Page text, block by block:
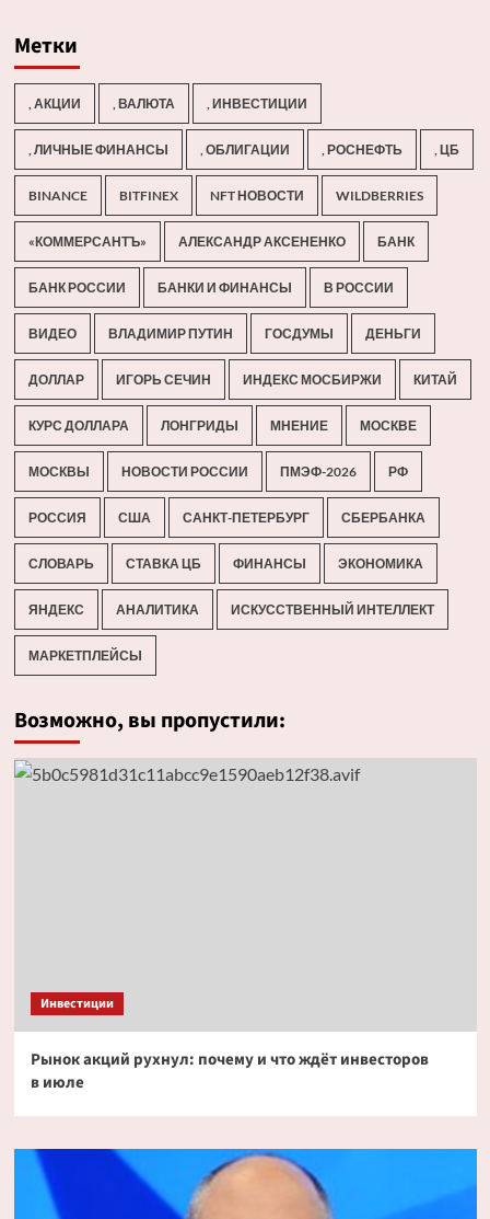
Метки
, АКЦИИ , ВАЛЮТА , ИНВЕСТИЦИИ
, ЛИЧНЫЕ ФИНАНСЫ , ОБЛИГАЦИИ , РОСНЕФТЬ , ЦБ
BINANCE BITFINEX NFT НОВОСТИ WILDBERRIES
«КОММЕРСАНТЪ» АЛЕКСАНДР АКСЕНЕНКО БАНК
БАНК РОССИИ БАНКИ И ФИНАНСЫ В РОССИИ
ВИДЕО ВЛАДИМИР ПУТИН ГОСДУМЫ ДЕНЬГИ
ДОЛЛАР ИГОРЬ СЕЧИН ИНДЕКС МОСБИРЖИ КИТАЙ
КУРС ДОЛЛАРА ЛОНГРИДЫ МНЕНИЕ МОСКВЕ
МОСКВЫ НОВОСТИ РОССИИ ПМЭФ-2026 РФ
РОССИЯ США САНКТ-ПЕТЕРБУРГ СБЕРБАНКА
СЛОВАРЬ СТАВКА ЦБ ФИНАНСЫ ЭКОНОМИКА
ЯНДЕКС АНАЛИТИКА ИСКУССТВЕННЫЙ ИНТЕЛЛЕКТ
МАРКЕТПЛЕЙСЫ
Возможно, вы пропустили:
Инвестиции
Рынок акций рухнул: почему и что ждёт инвесторов
в июле